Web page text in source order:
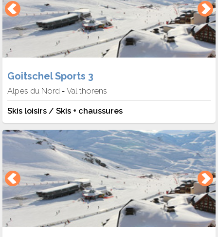
Goitschel Sports 3
Alpes du Nord - Val thorens
Skis loisirs / Skis + chaussures